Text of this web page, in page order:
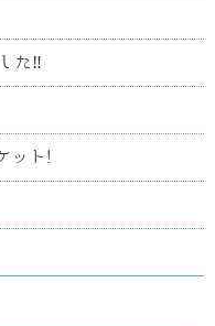
た‼
ット!